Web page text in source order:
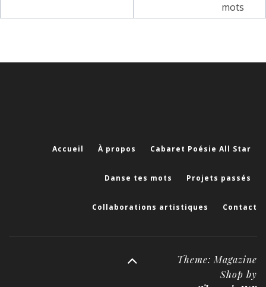
mots
Accueil À propos Cabaret Poésie All Star
Danse tes mots Projets passés
Collaborations artistiques Contact
Theme: Magazine
Shop by